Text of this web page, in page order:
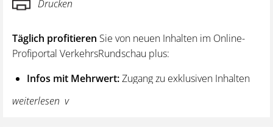
Drucken
Täglich profitieren Sie von neuen Inhalten im Online-
Profiportal VerkehrsRundschau plus:
Infos mit Mehrwert:Zugang zu exklusiven Inhalten
und Hintergrundwissen – von aktuellen Regelungen
wie z. B. bei den Lenk- und Ruhezeiten,
weiterlesen